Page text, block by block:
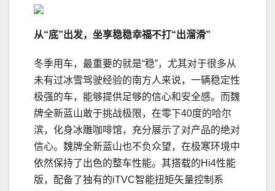
从“底”出发， 坐享稳稳幸福不打“出溜滑”
冬季用车，最重要的就是“稳”，尤其对于很多从
未有过冰雪驾驶经验的南方人来说，一辆稳定性
极强的车，能够提供足够的信心和安全感。而魏
牌全新蓝山敢于挑战极限，在零下40度的哈尔
滨，化身冰雕咖啡馆，充分展示了对产品的绝对
信心。魏牌全新蓝山也不负众望，在极寒环境中
依然保持了出色的整车性能。其搭载的Hi4性能
版，配备了独有的iTVC智能扭矩矢量控制系